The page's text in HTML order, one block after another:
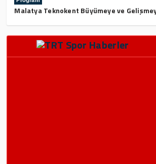
Malatya Teknokent Büyümeye ve